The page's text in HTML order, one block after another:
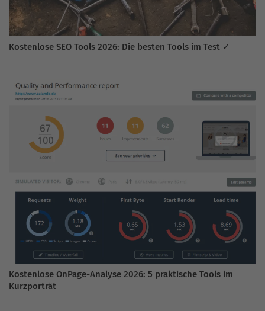
Kostenlose SEO Tools 2026: Die besten Tools im Test ✓
Kostenlose OnPage-Analyse 2026: 5 praktische Tools im
Kurzporträt